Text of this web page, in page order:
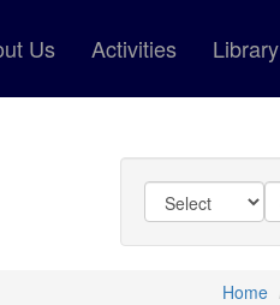
Us Activities Library
Home